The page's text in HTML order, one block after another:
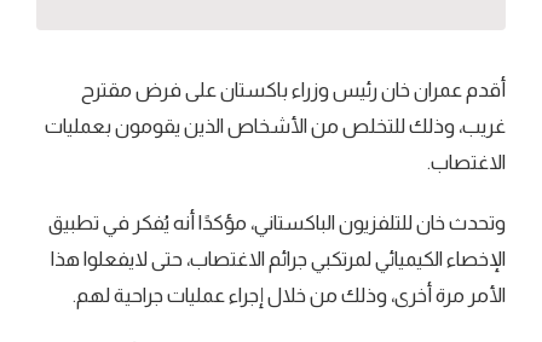
أقدم عمران خان رئيس وزراء باكستان على فرض مقترح
غريب، وذلك للتخلص من الأشخاص الذين يقومون بعمليات
الاغتصاب.
وتحدث خان للتلفزيون الباكستاني، مؤكدًا أنه يُفكر في تطبيق
الإخصاء الكيميائي لمرتكبي جرائم الاغتصاب، حتى لايفعلوا هذا
الأمر مرة أخرى، وذلك من خلال إجراء عمليات جراحية لهم.